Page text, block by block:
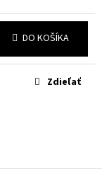
DO KOŠÍKA
Zdieľať